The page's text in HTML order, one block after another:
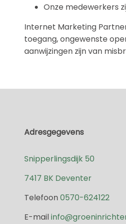
Onze medewerkers
Internet Marketing
toegang, ongewenste
aanwijzingen zijn van
Adresgegevens
Snipperlingsdijk 50
7417 BK Deventer
Telefoon 0570-624122
E-mail